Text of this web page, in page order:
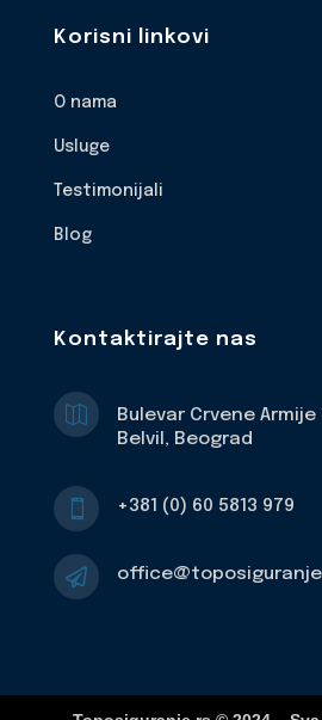
Korisni linkovi
O nama
Usluge
Testimonijali
Blog
Kontaktirajte nas

Bulevar Crvene Armije
Belvil, Beograd
 +381 (0) 60 5813 979
